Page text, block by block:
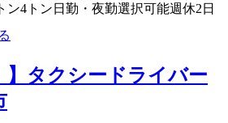
ン4トン 日勤・夜勤選択可能週休2日
】タクシードライバー